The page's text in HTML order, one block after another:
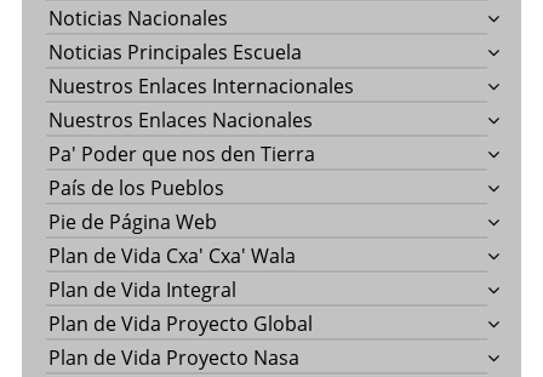
Noticias Nacionales
Noticias Principales Escuela
Nuestros Enlaces Internacionales
Nuestros Enlaces Nacionales
Pa' Poder que nos den Tierra
País de los Pueblos
Pie de Página Web
Plan de Vida Cxa' Cxa' Wala
Plan de Vida Integral
Plan de Vida Proyecto Global
Plan de Vida Proyecto Nasa